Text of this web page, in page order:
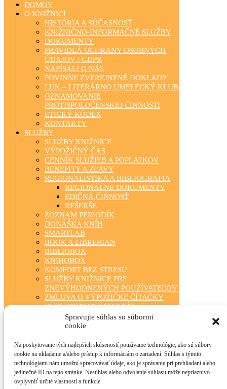
Spravujte súhlas so súbormi
cookie
Na poskytovanie tých najlepších skúseností používame technológie, ako sú súbory
cookie na ukladanie a/alebo prístup k informáciám o zariadení. Súhlas s týmito
technológiami nám umožní spracovávať údaje, ako je správanie pri prehliadaní alebo
jedinečné ID na tejto stránke. Nesúhlas alebo odvolanie súhlasu môže nepriaznivo
ovplyvniť určité vlastnosti a funkcie.
DOMOV
O KNIŽNICI
HISTÓRIA A SÚČASNOSŤ
KNIŽNIČNO-INFORMAČNÉ SLUŽBY
DOKUMENTY
PRAVIDLÁ OCHRANY OSOBNÝCH
ÚDAJOV / GDPR
NAPÍSALI O NÁS
POVINNE ZVEREJNENÉ DOKLADY
LUK – LITERÁRNO UMELECKÝ KLUB
OZNAMOVANIE
PROTISPOLOČENSKEJ ČINNOSTI
ETICKÝ KÓDEX
KONTAKTY
SLUŽBY
SLUŽBY KNIŽNICE
VÝPOŽIČNÝ ČAS
CENNÍK SLUŽIEB A POPLATKOV
BENEFITY A ZĽAVY
REGIONALISTIKA A BIBLIOGRAFIA
REGIONÁLNE DOKUMENTY
EDIČNÁ ČINNOSŤ
REŠERŠE
ZOZNAM PERIODÍK
DONÁŠKA KNÍH
SMARTLAB
BOOK A LIBRERIAN
BIBLIOBOX
KNIHOBOX
KOMFORT BEZ STRESU
SLUŽBY KNIŽNICE PRE
ZNEVÝHODNENÝCH POUŽÍVATEĽOV
ZMLUVA O VÝPOŽIČKE ČÍTAČKY
ELEKTRONICKÝCH KNÍH
ZÁBAVA PRE KAŽDÉHO
TRIEDA ČÍTA S NAMI
STÁLA PONUKA
FOTOGALÉRIA
OBECNÉ KNIŽNICE
MANIFEST O VEREJNÝCH
KNIŽNICIACH